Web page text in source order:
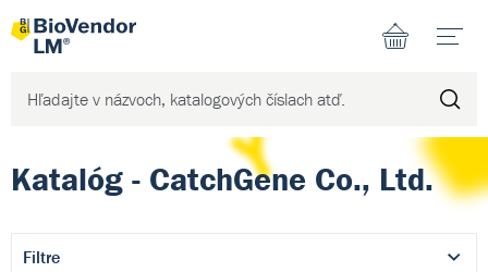
Katalóg - CatchGene Co., Ltd.
Filtre